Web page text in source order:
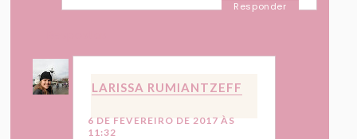
Responder
LARISSA RUMIANTZEFF
6 DE FEVEREIRO DE 2017 ÀS
11:32